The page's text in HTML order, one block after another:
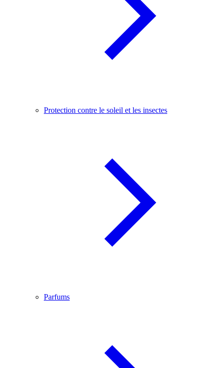
Protection contre le soleil et les insectes
Parfums